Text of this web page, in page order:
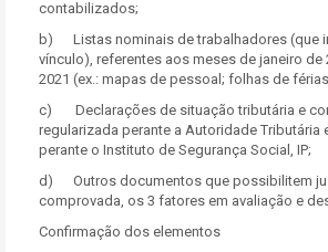
contabilizados;
b) Listas nominais de trabalhadores (que
vínculo), referentes aos meses de janeiro de
2021 (ex.: mapas de pessoal; folhas de
c) Declarações de situação tributária e
regularizada perante a Autoridade Tributária
perante o Instituto de Segurança Social, IP;
d) Outros documentos que possibilitem
comprovada, os 3 fatores em avaliação e
Confirmação dos elementos